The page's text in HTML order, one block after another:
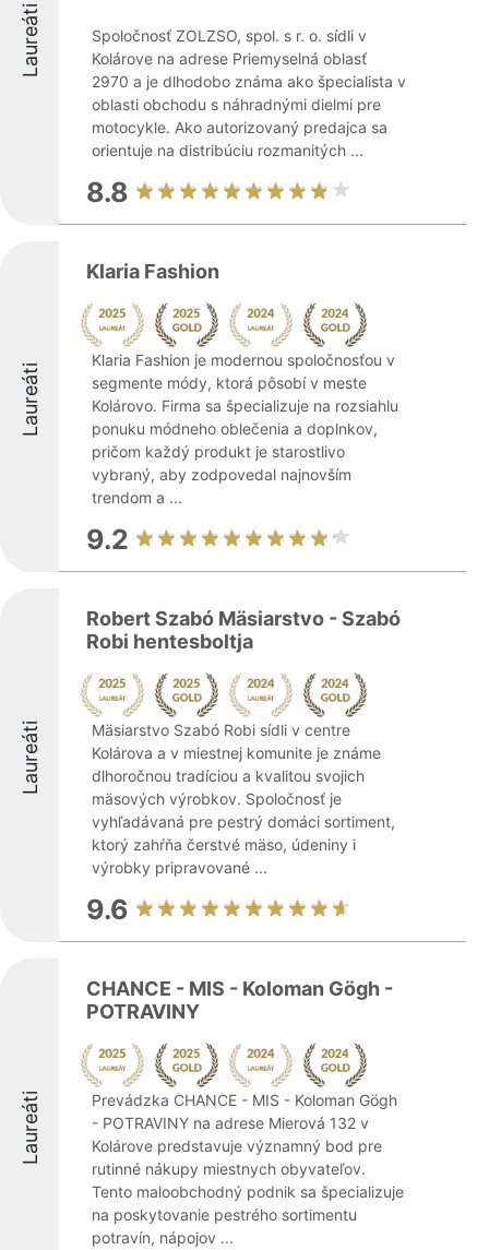
Laureáti
Spoločnosť ZOLZSO, spol. s r. o. sídli v
Kolárove na adrese Priemyselná oblasť
2970 a je dlhodobo známa ako špecialista v
oblasti obchodu s náhradnými dielmi pre
motocykle. Ako autorizovaný predajca sa
orientuje na distribúciu rozmanitých ...
8.8
Laureáti
Klaria Fashion
Klaria Fashion je modernou spoločnosťou v
segmente módy, ktorá pôsobí v meste
Kolárovo. Firma sa špecializuje na rozsiahlu
ponuku módneho oblečenia a doplnkov,
pričom každý produkt je starostlivo
vybraný, aby zodpovedal najnovším
trendom a ...
9.2
Laureáti
Robert Szabó Mäsiarstvo - Szabó
Robi hentesboltja
Mäsiarstvo Szabó Robi sídli v centre
Kolárova a v miestnej komunite je známe
dlhoročnou tradíciou a kvalitou svojich
mäsových výrobkov. Spoločnosť je
vyhľadávaná pre pestrý domáci sortiment,
ktorý zahŕňa čerstvé mäso, údeniny i
výrobky pripravované ...
9.6
Laureáti
CHANCE - MIS - Koloman Gögh -
POTRAVINY
Prevádzka CHANCE - MIS - Koloman Gögh
- POTRAVINY na adrese Mierová 132 v
Kolárove predstavuje významný bod pre
rutinné nákupy miestnych obyvateľov.
Tento maloobchodný podnik sa špecializuje
na poskytovanie pestrého sortimentu
potravín, nápojov ...